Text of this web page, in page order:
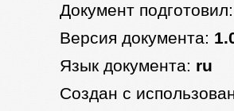
Документ
Версия документа:
Язык документа: ru
Создан с